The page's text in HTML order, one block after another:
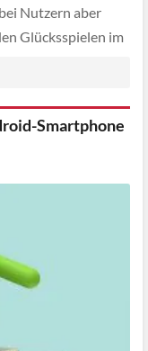
Nutzern aber
Glücksspielen im
Smartphone